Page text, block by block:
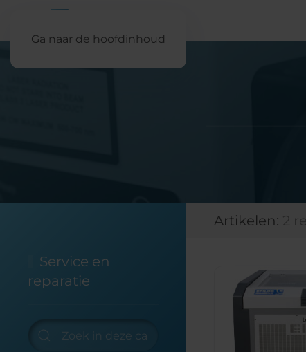
Ga naar de hoofdinhoud
Service en
reparatie
Artikelen: